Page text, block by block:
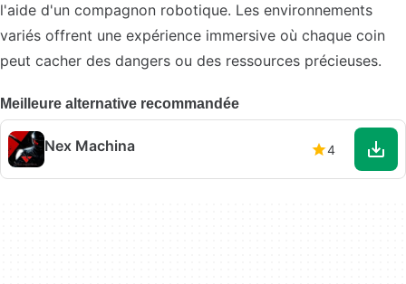
l'aide d'un compagnon robotique. Les environnements
variés offrent une expérience immersive où chaque coin
peut cacher des dangers ou des ressources précieuses.
Meilleure alternative recommandée
Nex Machina 4